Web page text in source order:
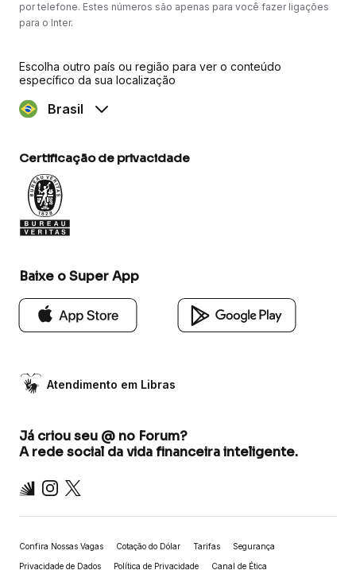
por telefone. Estes números são apenas para você fazer ligações
para o Inter.
Escolha outro país ou região para ver o conteúdo
específico da sua localização
Brasil
Certificação de privacidade
Baixe o Super App
Atendimento em Libras
Já criou seu @ no Forum?
A rede social da vida financeira inteligente.
Inter Instagram
X
Confira Nossas Vagas Cotação do Dólar Tarifas Segurança
Privacidade de Dados Política de Privacidade Canal de Ética